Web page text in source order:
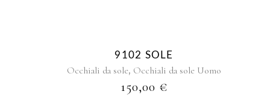
9102 SOLE
Occhiali da sole, Occhiali da sole Uomo
150,00 €